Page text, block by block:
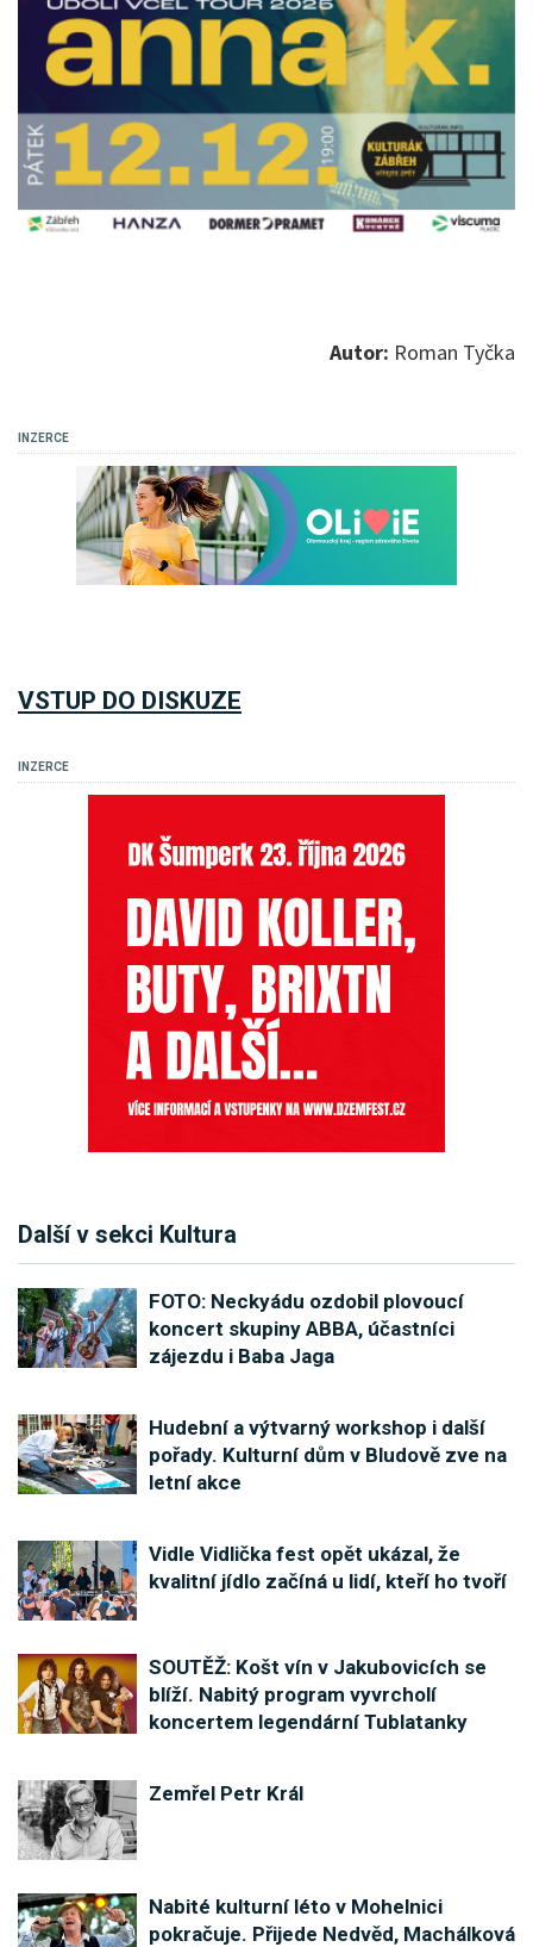
Autor: Roman Tyčka
INZERCE
VSTUP DO DISKUZE
INZERCE
Další v sekci Kultura
FOTO: Neckyádu ozdobil plovoucí
koncert skupiny ABBA, účastníci
zájezdu i Baba Jaga
Hudební a výtvarný workshop i další
pořady. Kulturní dům v Bludově zve na
letní akce
Vidle Vidlička fest opět ukázal, že
kvalitní jídlo začíná u lidí, kteří ho tvoří
SOUTĚŽ: Košt vín v Jakubovicích se
blíží. Nabitý program vyvrcholí
koncertem legendární Tublatanky
Zemřel Petr Král
Nabité kulturní léto v Mohelnici
pokračuje. Přijede Nedvěd, Machálková